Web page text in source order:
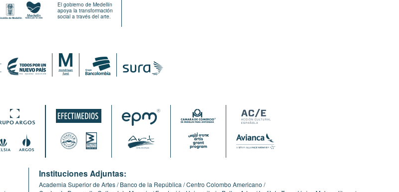
El gobierno de Medellín
apoya la transformación
social a través del arte.
Instituciones Adjuntas:
Academia Superior de Artes Banco de la República Centro Colombo Americano